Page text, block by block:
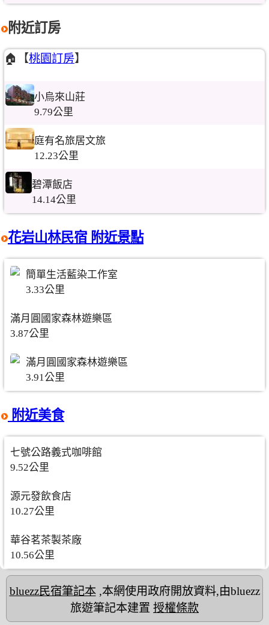
附近訂房
🏠【桃園訂房】
小烏來山莊
9.79公里
庭有名旅居文旅
12.23公里
碧潭飯店
14.14公里
花岩山林民宿 附近景點
簡單生活藍染工作室
3.33公里
滿月圓國家森林遊樂區
3.87公里
滿月圓國家森林遊樂區
3.91公里
附近美食
七號公路義式咖啡館
9.52公里
源元發飲食店
10.27公里
華谷茗茶製茶廠
10.56公里
bluezz民宿筆記本,本網使用政府開放資料,由bluezz
旅遊筆記本建置 授權條款